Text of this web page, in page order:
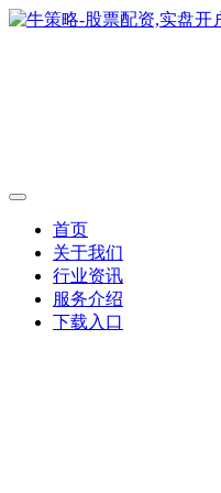
首页
关于我们
行业资讯
服务介绍
下载入口